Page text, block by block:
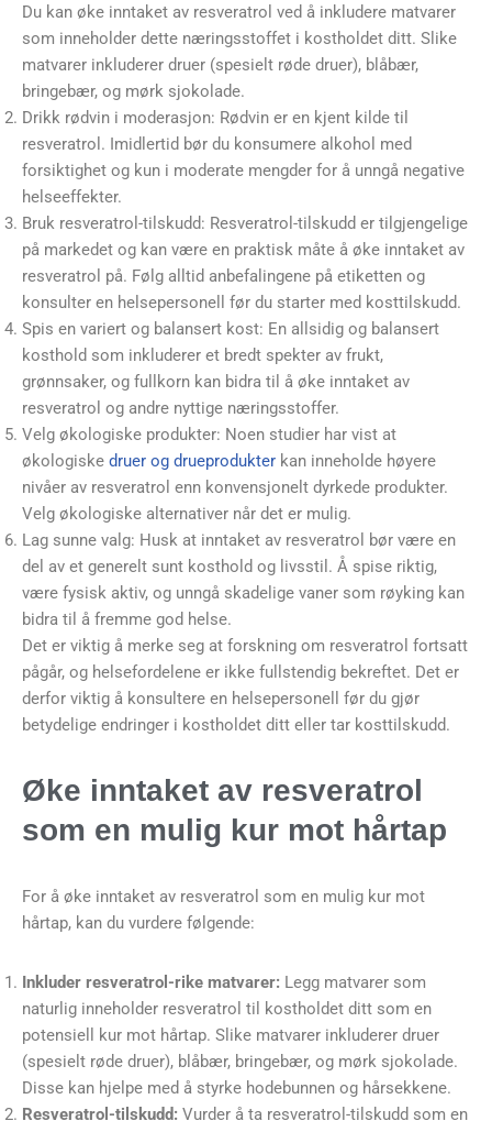
Du kan øke inntaket av resveratrol ved å inkludere matvarer
som inneholder dette næringsstoffet i kostholdet ditt. Slike
matvarer inkluderer druer (spesielt røde druer), blåbær,
bringebær, og mørk sjokolade.
Drikk rødvin i moderasjon: Rødvin er en kjent kilde til
resveratrol. Imidlertid bør du konsumere alkohol med
forsiktighet og kun i moderate mengder for å unngå negative
helseeffekter.
Bruk resveratrol-tilskudd: Resveratrol-tilskudd er tilgjengelige
på markedet og kan være en praktisk måte å øke inntaket av
resveratrol på. Følg alltid anbefalingene på etiketten og
konsulter en helsepersonell før du starter med kosttilskudd.
Spis en variert og balansert kost: En allsidig og balansert
kosthold som inkluderer et bredt spekter av frukt,
grønnsaker, og fullkorn kan bidra til å øke inntaket av
resveratrol og andre nyttige næringsstoffer.
Velg økologiske produkter: Noen studier har vist at
økologiske druer og drueprodukter kan inneholde høyere
nivåer av resveratrol enn konvensjonelt dyrkede produkter.
Velg økologiske alternativer når det er mulig.
Lag sunne valg: Husk at inntaket av resveratrol bør være en
del av et generelt sunt kosthold og livsstil. Å spise riktig,
være fysisk aktiv, og unngå skadelige vaner som røyking kan
bidra til å fremme god helse.
Det er viktig å merke seg at forskning om resveratrol fortsatt
pågår, og helsefordelene er ikke fullstendig bekreftet. Det er
derfor viktig å konsultere en helsepersonell før du gjør
betydelige endringer i kostholdet ditt eller tar kosttilskudd.
Øke inntaket av resveratrol
som en mulig kur mot hårtap
For å øke inntaket av resveratrol som en mulig kur mot
hårtap, kan du vurdere følgende:
Inkluder resveratrol-rike matvarer: Legg matvarer som
naturlig inneholder resveratrol til kostholdet ditt som en
potensiell kur mot hårtap. Slike matvarer inkluderer druer
(spesielt røde druer), blåbær, bringebær, og mørk sjokolade.
Disse kan hjelpe med å styrke hodebunnen og hårsekkene.
Resveratrol-tilskudd: Vurder å ta resveratrol-tilskudd som en